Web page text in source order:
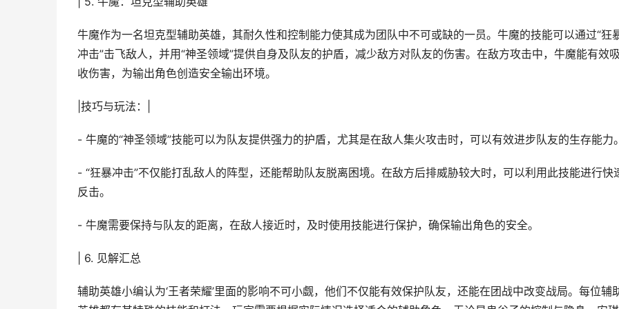
牛魔作为一名坦克型辅助英雄，其耐久性和控制能力使其成为团队中不可或缺的一员。牛魔的技能可以通过“狂
冲击”击飞敌人，并用“神圣领域”提供自身及队友的护盾，减少敌方对队友的伤害。在敌方攻击中，牛魔能有效吸
收伤害，为输出角色创造安全输出环境。
|技巧与玩法：|
- 牛魔的“神圣领域”技能可以为队友提供强力的护盾，尤其是在敌人集火攻击时，可以有效进步队友的生存能力。
- “狂暴冲击”不仅能打乱敌人的阵型，还能帮助队友脱离困境。在敌方后排威胁较大时，可以利用此技能进行快
反击。
- 牛魔需要保持与队友的距离，在敌人接近时，及时使用技能进行保护，确保输出角色的安全。
| 6. 见解汇总
辅助英雄小编认为‘王者荣耀’里面的影响不可小觑，他们不仅能有效保护队友，还能在团战中改变战局。每位辅